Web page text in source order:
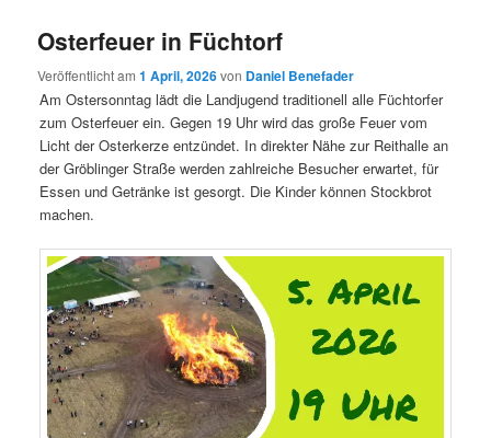
Osterfeuer in Füchtorf
Veröffentlicht am1 April, 2026von Daniel Benefader
Am Ostersonntag lädt die Landjugend traditionell alle Füchtorfer
zum Osterfeuer ein. Gegen 19 Uhr wird das große Feuer vom
Licht der Osterkerze entzündet. In direkter Nähe zur Reithalle an
der Gröblinger Straße werden zahlreiche Besucher erwartet, für
Essen und Getränke ist gesorgt. Die Kinder können Stockbrot
machen.